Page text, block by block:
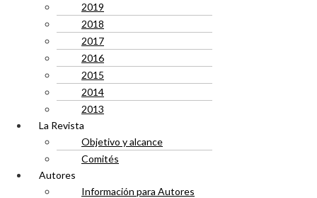
2019
2018
2017
2016
2015
2014
2013
La Revista
Objetivo y alcance
Comités
Autores
Información para Autores